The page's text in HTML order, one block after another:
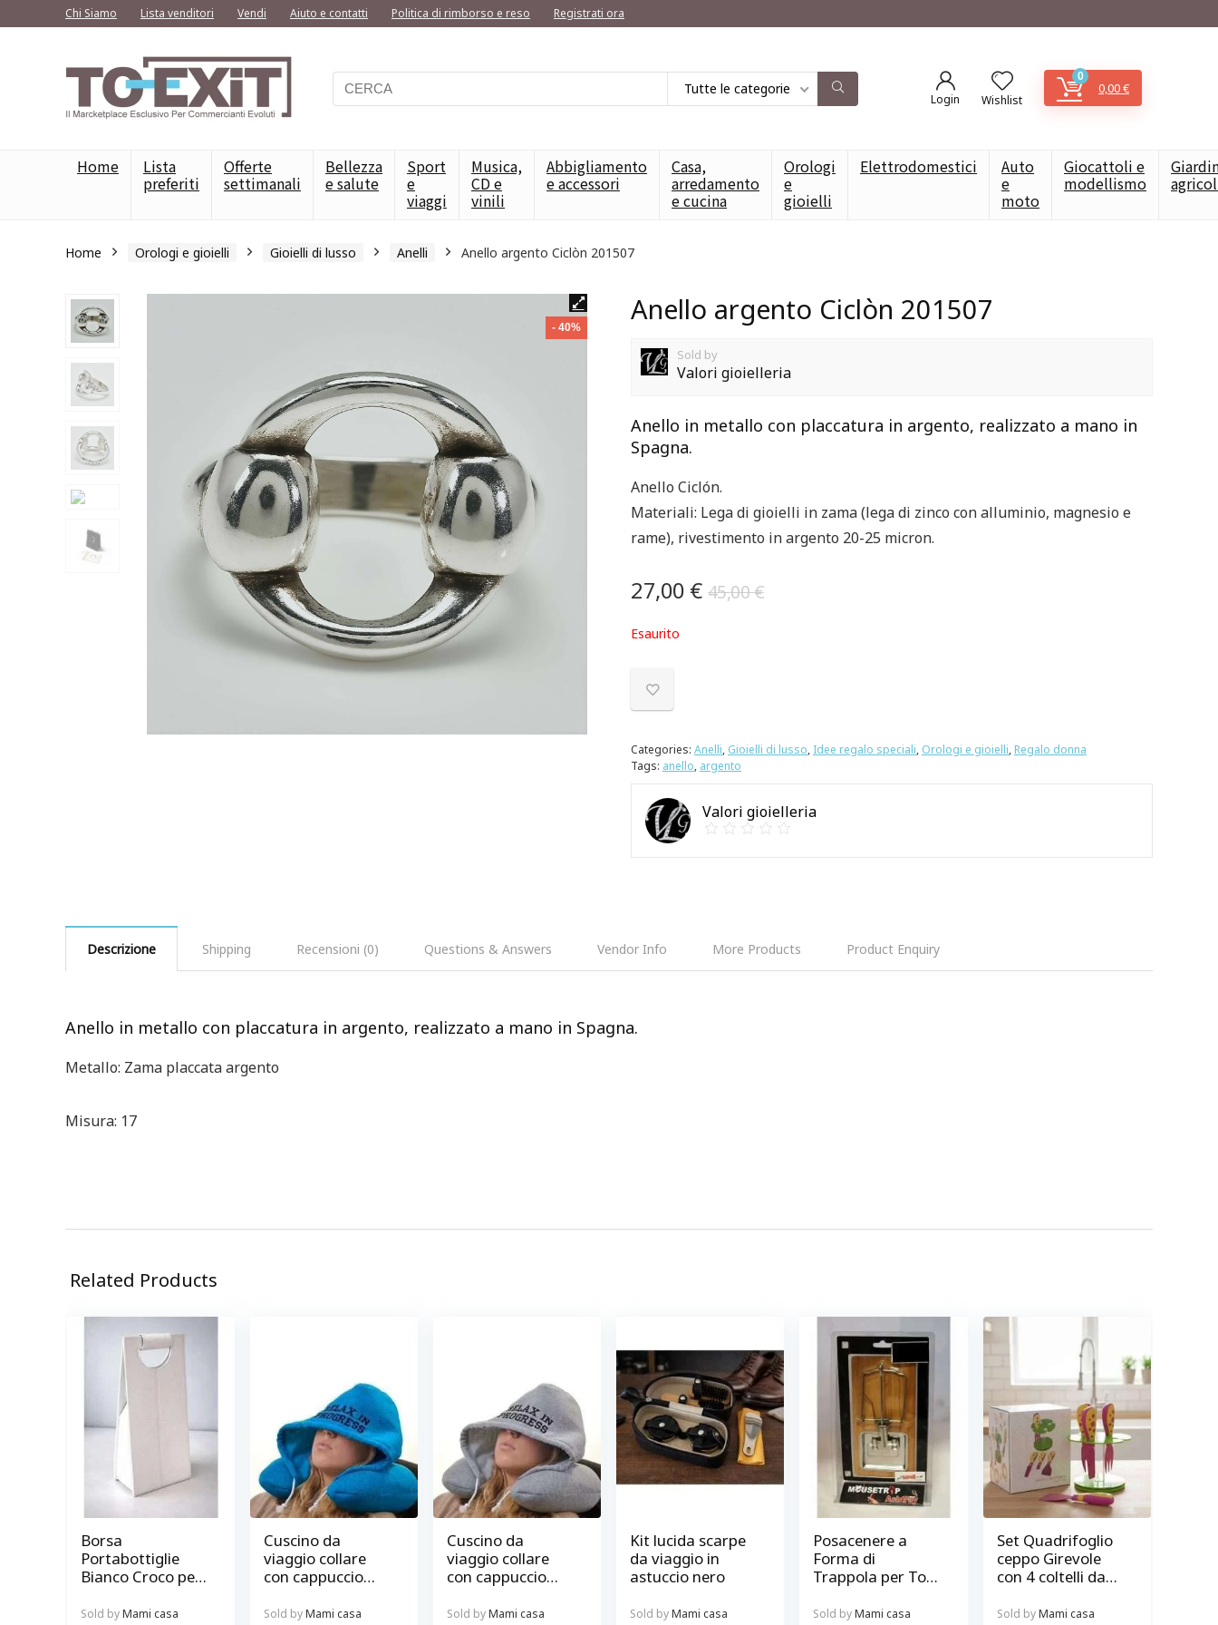
Chi Siamo Lista venditori Vendi Aiuto e contatti Politica di rimborso e reso Registrati ora
Tutte le categorie
Login Wishlist
0
0,00€
Home Lista
preferiti
Offerte
settimanali
Bellezza
e salute
Sport
e
viaggi
Musica,
CD e
vinili
Abbigliamento
e accessori
Casa,
arredamento
e cucina
Orologi
e
gioielli
Elettrodomestici Auto
e
moto
Giocattoli e
modellismo
Home Orologi e gioielli Gioielli di lusso Anelli Anello argento Ciclòn 201507
- 40%
Anello argento Ciclòn 201507
Sold by
Valori gioielleria
Anello in metallo con placcatura in argento, realizzato a mano in
Spagna.
Anello Ciclón.
Materiali: Lega di gioielli in zama (lega di zinco con alluminio, magnesio e
rame), rivestimento in argento 20-25 micron.
45,00€
27,00 €
Esaurito
Categories: Anelli, Gioielli di lusso, Idee regalo speciali, Orologi e gioielli, Regalo donna
Tags: anello, argento
Valori gioielleria
Descrizione Shipping Recensioni (0) Questions & Answers Vendor Info More Products Product Enquiry
Anello in metallo con placcatura in argento, realizzato a mano in Spagna.
Metallo: Zama placcata argento
Misura: 17
Related Products
Borsa
Portabottiglie
Bianco Croco per
Regalare bottiglie
Sold by Mami casa
Cuscino da
viaggio collare
con cappuccio
progress
Sold byMami casa
Cuscino da
viaggio collare
con cappuccio
progress
Sold byMami casa
Kit lucida scarpe
da viaggio in
astuccio nero
Sold byMami casa
Posacenere a
Forma di
Trappola per Topi
Sold byMami casa
Set Quadrifoglio
ceppo Girevole
con 4 coltelli da
antiaderenti inox
Sold by Mami casa